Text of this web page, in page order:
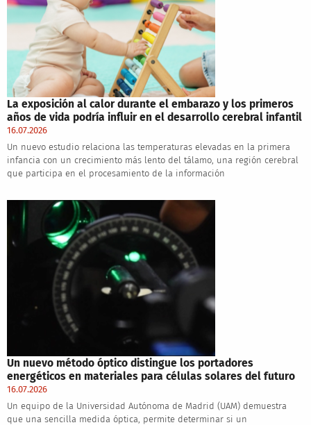
La exposición al calor durante el embarazo y los primeros
años de vida podría influir en el desarrollo cerebral infantil
16.07.2026
Un nuevo estudio relaciona las temperaturas elevadas en la primera
infancia con un crecimiento más lento del tálamo, una región cerebral
que participa en el procesamiento de la información
Un nuevo método óptico distingue los portadores
energéticos en materiales para células solares del futuro
16.07.2026
Un equipo de la Universidad Autónoma de Madrid (UAM) demuestra
que una sencilla medida óptica, permite determinar si un